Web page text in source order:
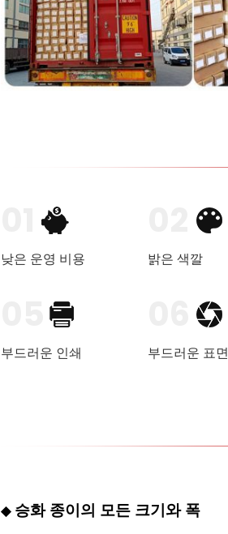
낮은 운영 비용 밝은 색깔
부드러운 인쇄 부드러운 표면
◆승화 종이의 모든 크기와 폭